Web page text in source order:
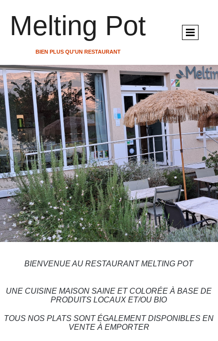
Melting Pot
BIEN PLUS QU'UN RESTAURANT
BIENVENUE AU RESTAURANT MELTING POT
UNE CUISINE MAISON SAINE ET COLORÉE À BASE DE
PRODUITS LOCAUX ET/OU BIO
TOUS NOS PLATS SONT ÉGALEMENT DISPONIBLES EN
VENTE À EMPORTER